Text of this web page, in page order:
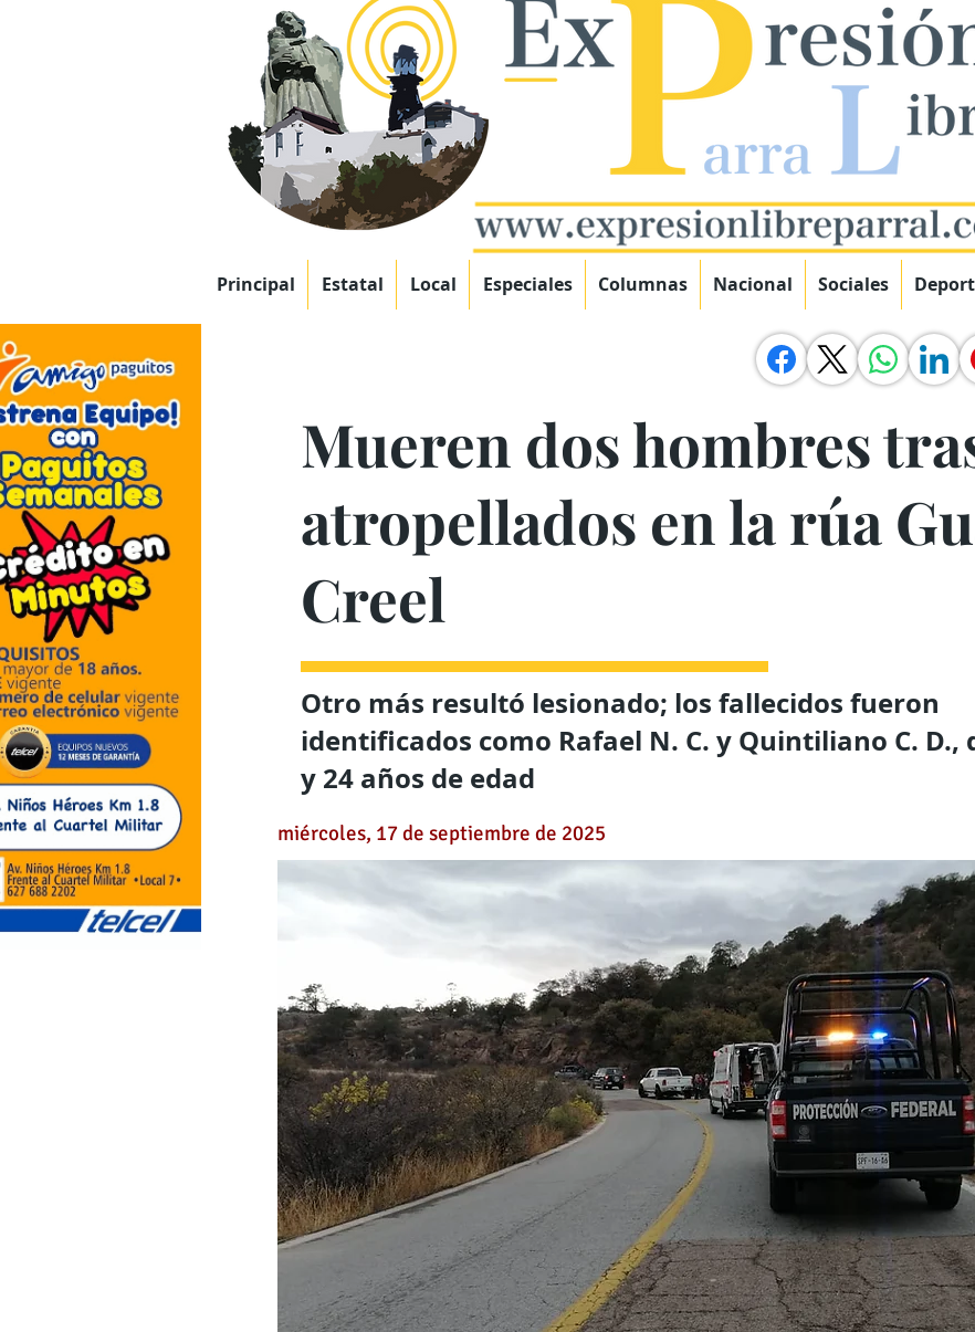
Principal Estatal Local Especiales Columnas Nacional Sociales
Mueren dos hombres
atropellados en la rúa
Creel
Otro más resultó lesionado; los fallecidos fueron
identificados como Rafael N. C. y Quintiliano C. D.,
y 24 años de edad
miércoles, 17 de septiembre de 2025